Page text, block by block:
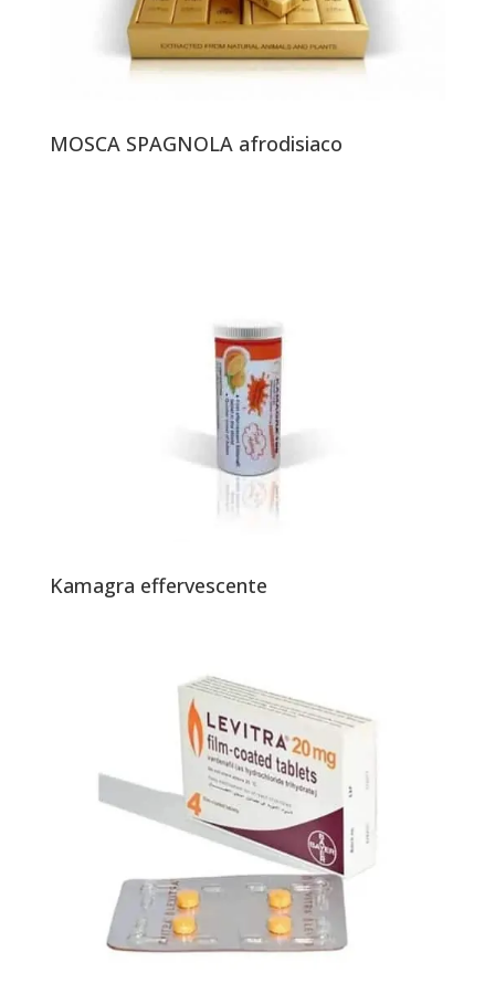
MOSCA SPAGNOLA afrodisiaco
Kamagra effervescente